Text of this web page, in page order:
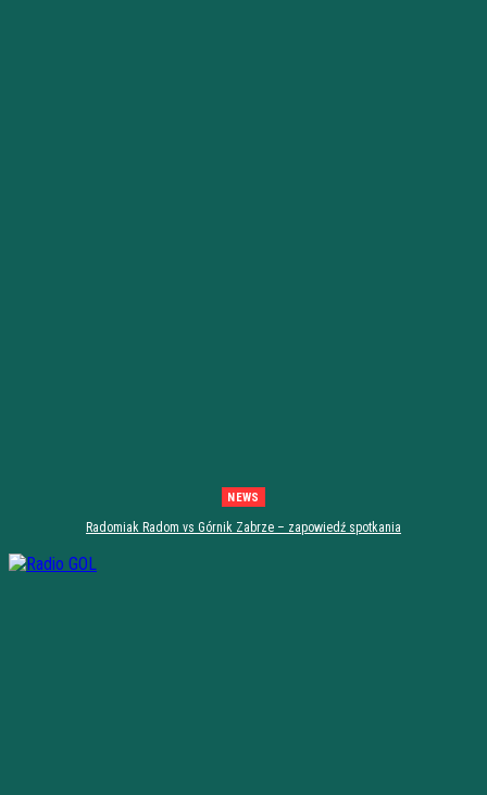
NEWS
Radomiak Radom vs Górnik Zabrze – zapowiedź spotkania